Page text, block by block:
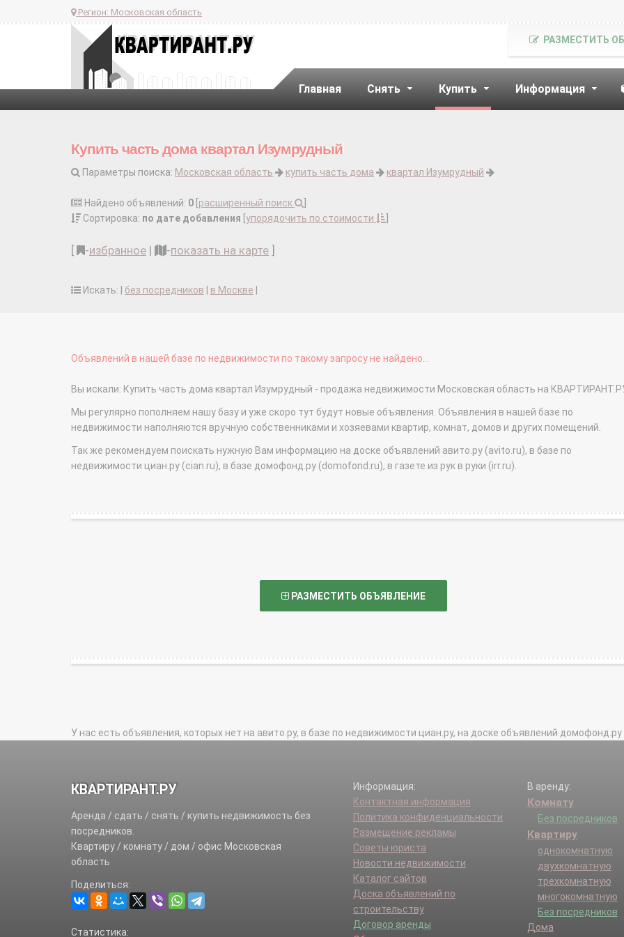
Регион: Московская область
Главная Снять Купить Информация
РАЗМЕСТИТЬ
Купить часть дома квартал Изумрудный
Параметры поиска: Московская область купить часть дома квартал Изумрудный
Найдено объявлений: 0 расширенный поиск
Сортировка: по дате добавления упорядочить по стоимости
-избранное | -показать на карте
Искать: | без посредников в Москве
Объявлений в нашей базе по недвижимости по такому запросу не найдено...
Вы искали: Купить часть дома квартал Изумрудный - продажа недвижимости Московская область на
Мы регулярно пополняем нашу базу и уже скоро тут будут новые объявления. Объявления в нашей базе по
недвижимости наполняются вручную собственниками и хозяевами квартир, комнат, домов и других помещений.
Так же рекомендуем поискать нужную Вам информацию на доске объявлений авито.ру (avito.ru), в базе по
недвижимости циан.ру (cian.ru), в базе домофонд.ру (domofond.ru), в газете из рук в руки (irr.ru).
РАЗМЕСТИТЬ ОБЪЯВЛЕНИЕ
У нас есть объявления, которых нет на авито.ру, в базе по недвижимости циан.ру, на доске объявлений домофонд.ру
КВАРТИРАНТ.РУ
Аренда / сдать / снять / купить недвижимость без
посредников.
Квартиру / комнату / дом / офис Московская
область
Поделиться:
Статистика:
Информация:
Контактная информация
Политика конфиденциальности
Размещение рекламы
Советы юриста
Новости недвижимости
Каталог сайтов
Доска объявлений по
строительству
Договор аренды
В аренду:
Комнату
Без посредников
Квартиру
однокомнатную
двухкомнатную
трехкомнатную
многокомнатную
Без посредников
Дома